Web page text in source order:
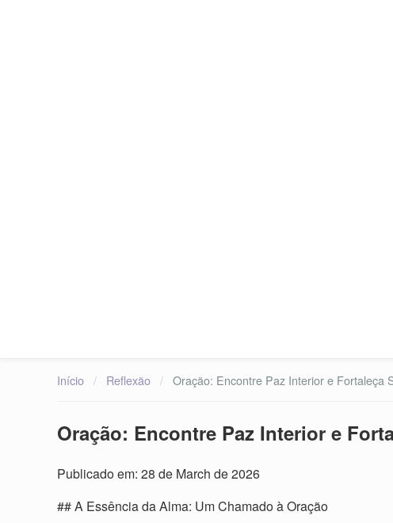
Início / Reflexão / Oração: Encontre Paz Interior e Fortaleça
Oração: Encontre Paz Interior e
Publicado em: 28 de March de 2026
## A Essência da Alma: Um Chamado à Oração